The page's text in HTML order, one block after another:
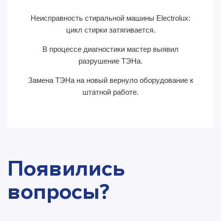
Неисправность стиральной машины Electrolux:
цикл стирки затягивается.
В процессе диагностики мастер выявил
разрушение ТЭНа.
Замена ТЭНа на новый вернуло оборудование к
штатной работе.
Появились
вопросы?